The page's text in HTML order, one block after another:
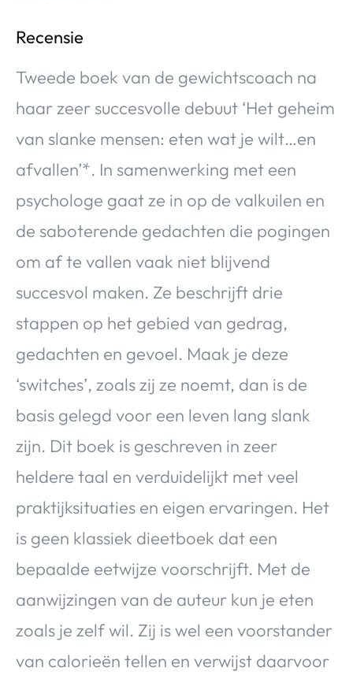
Recensie
Tweede boek van de gewichtscoach na
haar zeer succesvolle debuut ‘Het geheim
van slanke mensen: eten wat je wilt…en
afvallen’*. In samenwerking met een
psychologe gaat ze in op de valkuilen en
de saboterende gedachten die pogingen
om af te vallen vaak niet blijvend
succesvol maken. Ze beschrijft drie
stappen op het gebied van gedrag,
gedachten en gevoel. Maak je deze
‘switches’, zoals zij ze noemt, dan is de
basis gelegd voor een leven lang slank
zijn. Dit boek is geschreven in zeer
heldere taal en verduidelijkt met veel
praktijksituaties en eigen ervaringen. Het
is geen klassiek dieetboek dat een
bepaalde eetwijze voorschrijft. Met de
aanwijzingen van de auteur kun je eten
zoals je zelf wil. Zij is wel een voorstander
van calorieën tellen en verwijst daarvoor